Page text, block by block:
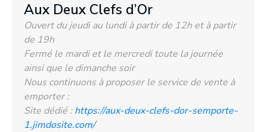
Aux Deux Clefs d’Or
Ouvert du jeudi au lundi à partir de 12h et à partir
de 19h
Fermé le mardi et le mercredi toute la journée
ainsi que le dimanche soir
Nous continuons à proposer le service de vente à
emporter :
Site dédié :https://aux-deux-clefs-dor-semporte-
1.jimdosite.com/